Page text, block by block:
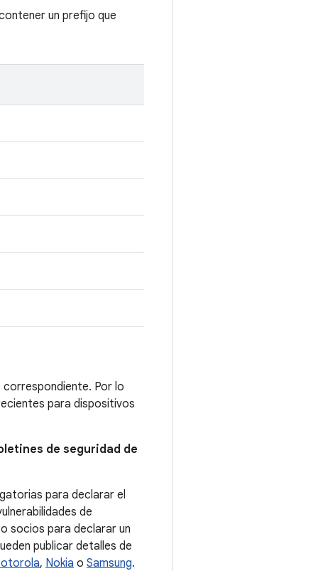
un prefijo que
correspondiente. Por lo
para dispositivos
de seguridad de
para declarar el
de
socios para declarar un
publicar detalles de
, Nokia o Samsung.